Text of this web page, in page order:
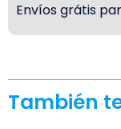
Envíos grátis
También